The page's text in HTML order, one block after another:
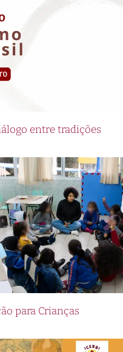
entre tradições
para Crianças